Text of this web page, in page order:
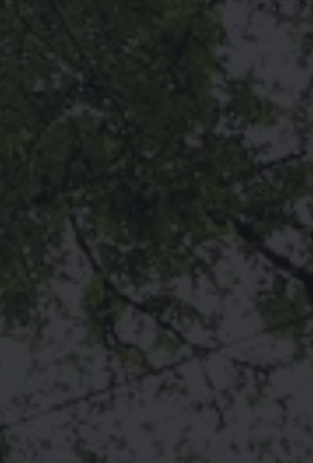
Groupes bienvenus également en
sur demande